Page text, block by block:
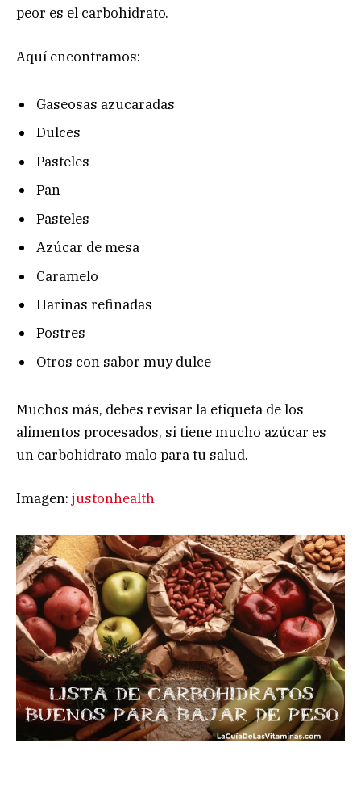
peor es el carbohidrato.
Aquí encontramos:
Gaseosas azucaradas
Dulces
Pasteles
Pan
Pasteles
Azúcar de mesa
Caramelo
Harinas refinadas
Postres
Otros con sabor muy dulce
Muchos más, debes revisar la etiqueta de los
alimentos procesados, si tiene mucho azúcar es
un carbohidrato malo para tu salud.
Imagen: justonhealth